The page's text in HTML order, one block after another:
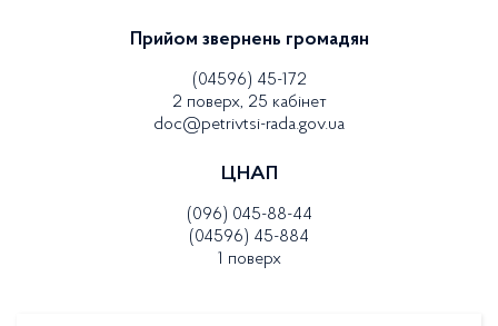
Прийом звернень громадян
(04596) 45-172
2 поверх, 25 кабінет
doc@petrivtsi-rada.gov.ua
ЦНАП
(096) 045-88-44
(04596) 45-884
1 поверх